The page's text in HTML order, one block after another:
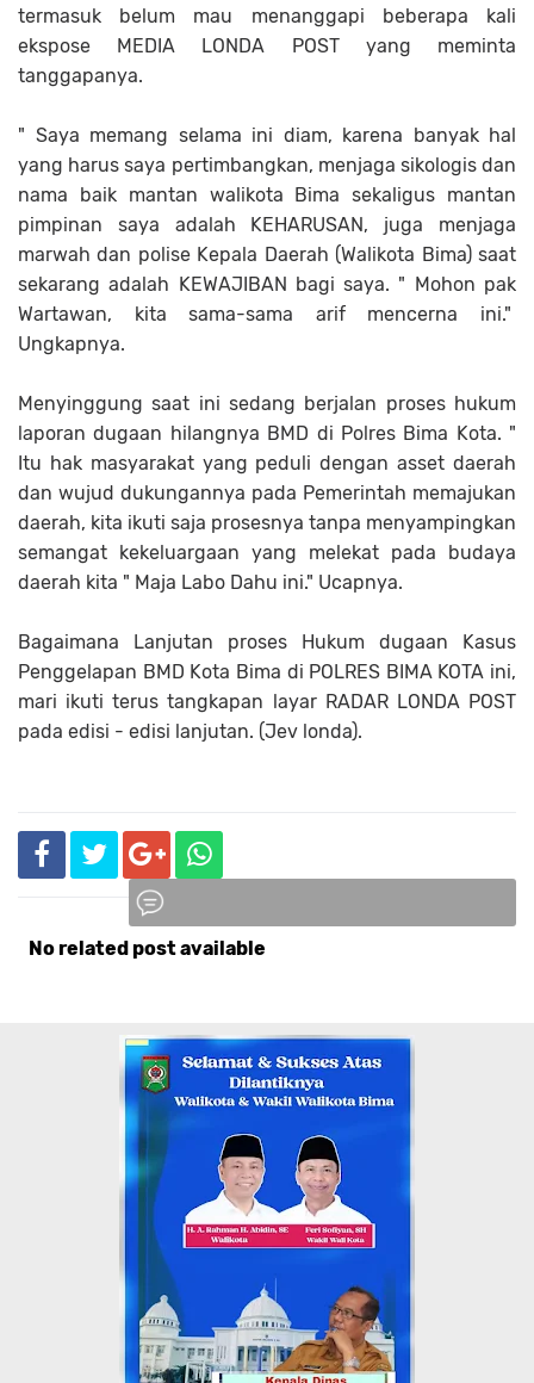
termasuk belum mau menanggapi beberapa kali
ekspose MEDIA LONDA POST yang meminta
tanggapanya.
" Saya memang selama ini diam, karena banyak hal
yang harus saya pertimbangkan, menjaga sikologis dan
nama baik mantan walikota Bima sekaligus mantan
pimpinan saya adalah KEHARUSAN, juga menjaga
marwah dan polise Kepala Daerah (Walikota Bima) saat
sekarang adalah KEWAJIBAN bagi saya. " Mohon pak
Wartawan, kita sama-sama arif mencerna ini."
Ungkapnya.
Menyinggung saat ini sedang berjalan proses hukum
laporan dugaan hilangnya BMD di Polres Bima Kota. "
Itu hak masyarakat yang peduli dengan asset daerah
dan wujud dukungannya pada Pemerintah memajukan
daerah, kita ikuti saja prosesnya tanpa menyampingkan
semangat kekeluargaan yang melekat pada budaya
daerah kita " Maja Labo Dahu ini." Ucapnya.
Bagaimana Lanjutan proses Hukum dugaan Kasus
Penggelapan BMD Kota Bima di POLRES BIMA KOTA ini,
mari ikuti terus tangkapan layar RADAR LONDA POST
pada edisi - edisi lanjutan. (Jev londa).
No related post available